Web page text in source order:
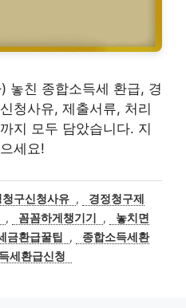
친 종합소득세 환급, 경
청사유, 제출서류, 처리
지 모두 담았습니다. 지
세요!
청구신청사유 ,
경정청구제
, 꼼꼼하게챙기기 ,
놓치면
금환급꿀팁 ,
종합소득세환
세환급신청